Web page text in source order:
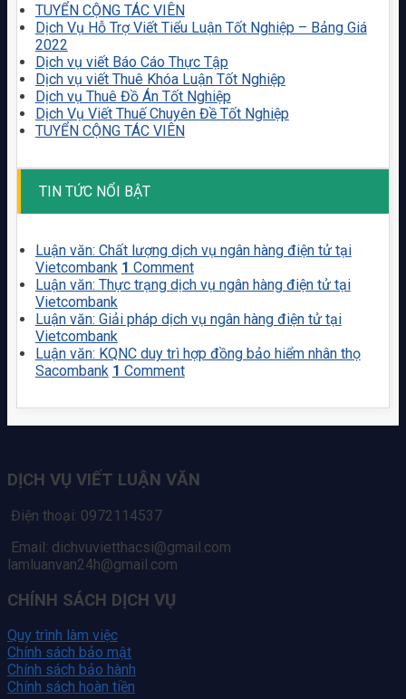
TUYỂN CỘNG TÁC VIÊN
Dịch Vụ Hỗ Trợ Viết Tiểu Luận Tốt Nghiệp – Bảng Giá
2022
Dịch vụ viết Báo Cáo Thực Tập
Dịch vụ viết Thuê Khóa Luận Tốt Nghiệp
Dịch vụ Thuê Đồ Án Tốt Nghiệp
Dịch Vụ Viết Thuế Chuyên Đề Tốt Nghiệp
TUYỂN CỘNG TÁC VIÊN
TIN TỨC NỔI BẬT
Luận văn: Chất lượng dịch vụ ngân hàng điện tử tại
Vietcombank 1 Comment
Luận văn: Thực trạng dịch vụ ngân hàng điện tử tại
Vietcombank
Luận văn: Giải pháp dịch vụ ngân hàng điện tử tại
Vietcombank
Luận văn: KQNC duy trì hợp đồng bảo hiểm nhân thọ
Sacombank 1 Comment
DỊCH VỤ VIẾT LUẬN VĂN
Điện thoại: 0972114537
Email: dichvuvietthacsi@gmail.com
lamluanvan24h@gmail.com
CHÍNH SÁCH DỊCH VỤ
Quy trình làm việc
Chính sách bảo mật
Chính sách bảo hành
Chính sách hoàn tiền